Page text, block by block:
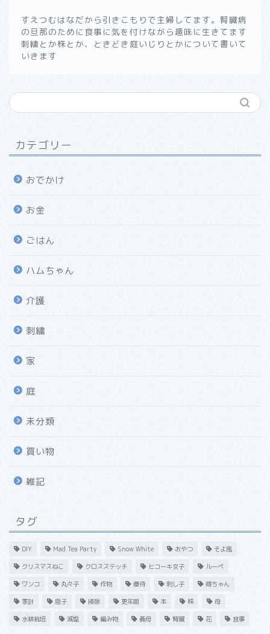
すえつむはなだから引きこもりで主婦してます。腎臓病
の旦那のために食事に気を付けながら趣味に生きてます
刺繍とか株とか、ときどき庭いじりとかについて書いて
いきます
カテゴリー
おでかけ
お金
ごはん
ハムちゃん
介護
刺繍
家
庭
未分類
買い物
雑記
タグ
DIY Mad Tea Party Snow White おやつ そよ風
クリスマスねこ クロスステッチ ヒコーキ女子 ルーペ
ワンコ 丸々子 作物 優待 刺し子 嫁ちゃん
家計 息子 掃除 更年期 本 株 母
水耕栽培 減塩 編み物 義母 腎臓 花 食事